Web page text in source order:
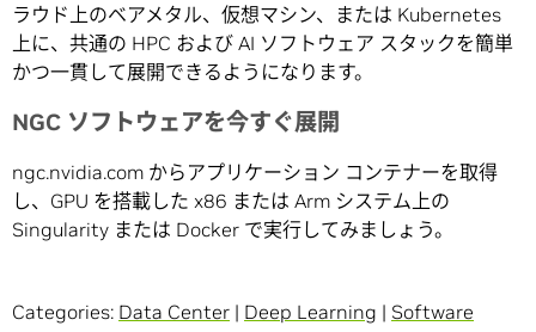
ラウド上のベアメタル、仮想マシン、または Kubernetes
上に、共通の HPC および AI ソフトウェア スタックを簡単
かつ一貫して展開できるようになります。
NGC ソフトウェアを今すぐ展開
ngc.nvidia.com からアプリケーション コンテナーを取得
し、GPU を搭載した x86 または Arm システム上の
Singularity または Docker で実行してみましょう。
Categories: Data Center | Deep Learning | Software